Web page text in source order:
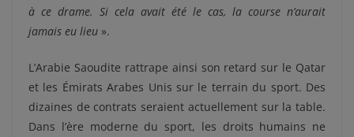
à ce drame. Si cela avait été le cas, la course n’aurait
jamais eu lieu ».
L’Arabie Saoudite rattrape ainsi son retard sur le Qatar
et les Émirats Arabes Unis sur le terrain du sport. Des
dizaines de contrats seraient actuellement sur la table.
Dans l’ère moderne du sport, les droits humains ne